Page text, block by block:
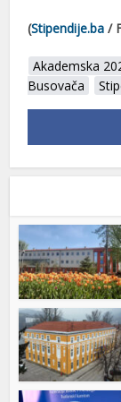
(Stipendije.ba /
Akademska
Busovača